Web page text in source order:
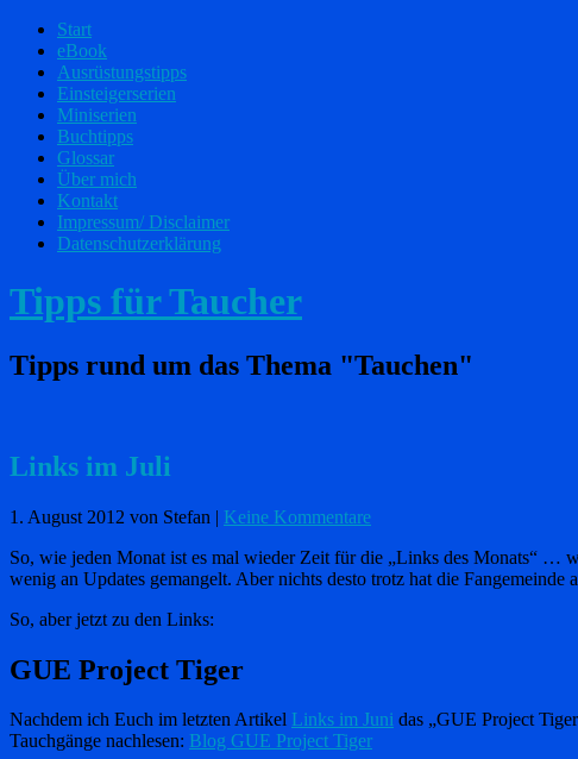
Start
eBook
Ausrüstungstipps
Einsteigerserien
Miniserien
Buchtipps
Glossar
Über mich
Kontakt
Impressum/ Disclaimer
Datenschutzerklärung
Tipps für Taucher
Tipps rund um das Thema "Tauchen"
Links im Juli
1. August 2012 von Stefan | Keine Kommentare
So, wie jeden Monat ist es mal wieder Zeit für die „Links des Monats“ …
wenig an Updates gemangelt. Aber nichts desto trotz hat die
So, aber jetzt zu den Links:
GUE Project Tiger
Nachdem ich Euch im letzten Artikel Links im Juni das „GUE Project
Tauchgänge nachlesen: Blog GUE Project Tiger